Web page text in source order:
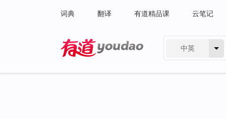
词典 翻译 有道精品课 云笔记
中英